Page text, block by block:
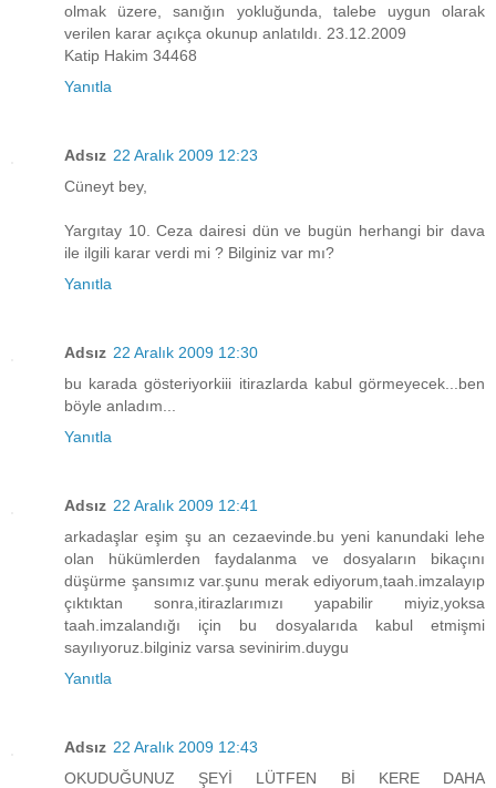
olmak üzere, sanığın yokluğunda, talebe uygun olarak
verilen karar açıkça okunup anlatıldı. 23.12.2009
Katip Hakim 34468
Yanıtla
Adsız 22 Aralık 2009 12:23
Cüneyt bey,
Yargıtay 10. Ceza dairesi dün ve bugün herhangi bir dava
ile ilgili karar verdi mi ? Bilginiz var mı?
Yanıtla
Adsız 22 Aralık 2009 12:30
bu karada gösteriyorkiii itirazlarda kabul görmeyecek...ben
böyle anladım...
Yanıtla
Adsız 22 Aralık 2009 12:41
arkadaşlar eşim şu an cezaevinde.bu yeni kanundaki lehe
olan hükümlerden faydalanma ve dosyaların bikaçını
düşürme şansımız var.şunu merak ediyorum,taah.imzalayıp
çıktıktan sonra,itirazlarımızı yapabilir miyiz,yoksa
taah.imzalandığı için bu dosyalarıda kabul etmişmi
sayılıyoruz.bilginiz varsa sevinirim.duygu
Yanıtla
Adsız 22 Aralık 2009 12:43
OKUDUĞUNUZ ŞEYİ LÜTFEN Bİ KERE DAHA